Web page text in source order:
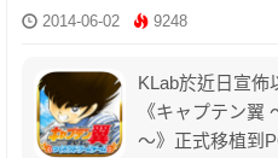
2014-06-02 9248
KLab於近日宣佈
《キャプテン翼
～》正式移植到